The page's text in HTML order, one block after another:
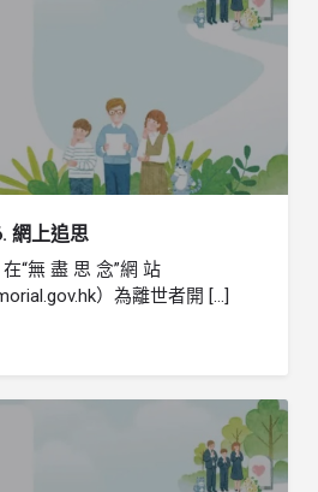
網上追思
“無 盡 思 念”網 站
）為離世者開 […]